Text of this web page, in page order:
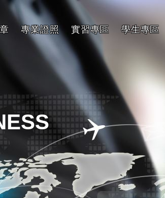
專業證照 實習專區 學生專區